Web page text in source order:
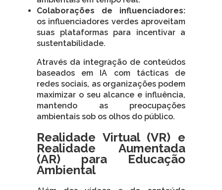
Colaborações de influenciadores:
os influenciadores verdes aproveitam
suas plataformas para incentivar a
sustentabilidade.
Através da integração de conteúdos
baseados em IA com tácticas de
redes sociais, as organizações podem
maximizar o seu alcance e influência,
mantendo as preocupações
ambientais sob os olhos do público.
Realidade Virtual (VR) e
Realidade Aumentada
(AR) para Educação
Ambiental